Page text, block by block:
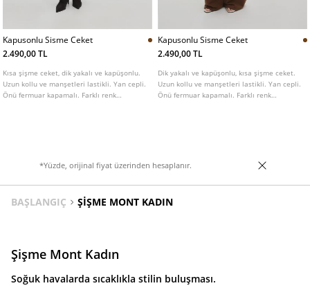
Kapusonlu Sisme Ceket
2.490,00 TL
Kısa şişme ceket, dik yakalı ve kapüşonlu.
Uzun kollu ve manşetleri lastikli. Yan cepli.
Önü fermuar kapamalı. Farklı renk
Kapusonlu Sisme Ceket
2.490,00 TL
Dik yakalı ve kapüşonlu, kısa şişme ceket.
Uzun kollu ve manşetleri lastikli. Yan cepli.
Önü fermuar kapamalı. Farklı renk
*Yüzde, orijinal fiyat üzerinden hesaplanır.
BAŞLANGIÇ ŞIŞME MONT KADIN
Şişme Mont Kadın
Soğuk havalarda sıcaklıkla stilin buluşması.